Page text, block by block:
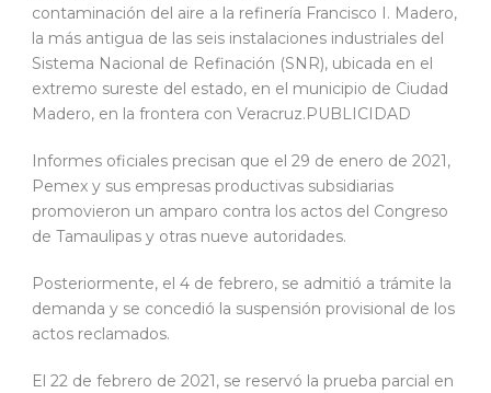
contaminación del aire a la refinería Francisco I. Madero,
la más antigua de las seis instalaciones industriales del
Sistema Nacional de Refinación (SNR), ubicada en el
extremo sureste del estado, en el municipio de Ciudad
Madero, en la frontera con Veracruz.PUBLICIDAD
Informes oficiales precisan que el 29 de enero de 2021,
Pemex y sus empresas productivas subsidiarias
promovieron un amparo contra los actos del Congreso
de Tamaulipas y otras nueve autoridades.
Posteriormente, el 4 de febrero, se admitió a trámite la
demanda y se concedió la suspensión provisional de los
actos reclamados.
El 22 de febrero de 2021, se reservó la prueba parcial en